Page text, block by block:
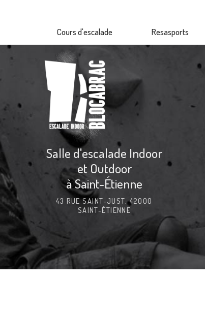
principal
Cours d'escalade Resasports
Salle d'escalade Indoor
et Outdoor
à Saint-Étienne
43 RUE SAINT-JUST, 42000
SAINT-ÉTIENNE